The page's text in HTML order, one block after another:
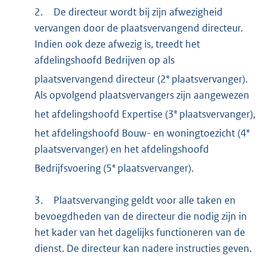
2.
De directeur wordt bij zijn afwezigheid
vervangen door de plaatsvervangend directeur.
Indien ook deze afwezig is, treedt het
afdelingshoofd Bedrijven op als
plaatsvervangend directeur (2eplaatsvervanger).
Als opvolgend plaatsvervangers zijn aangewezen
het afdelingshoofd Expertise (3eplaatsvervanger),
het afdelingshoofd Bouw- en woningtoezicht (4e
plaatsvervanger) en het afdelingshoofd
Bedrijfsvoering (5eplaatsvervanger).
3.
Plaatsvervanging geldt voor alle taken en
bevoegdheden van de directeur die nodig zijn in
het kader van het dagelijks functioneren van de
dienst. De directeur kan nadere instructies geven.